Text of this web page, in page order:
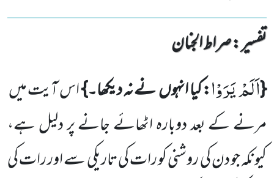
تفسیر : ‎صراط الجنان
{اَلَمْ یَرَوْا: کیا انہوں نے نہ دیکھا۔}اس آیت میں
مرنے کے بعد دوبارہ اٹھائے جانے پر دلیل ہے،
کیونکہ جو دن کی روشنی کو رات کی تاریکی سے اور رات کی